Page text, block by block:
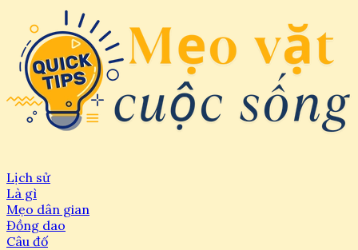
Lịch sử
Là gì
Mẹo dân gian
Đồng dao
Câu đố